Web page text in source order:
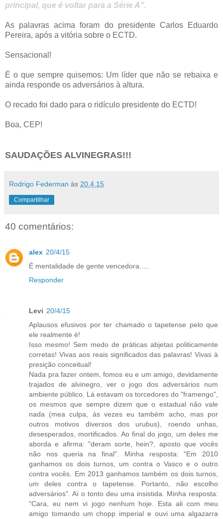
principal, que é voltar para a Série A".
As palavras acima foram do presidente Carlos Eduardo
Pereira, após a vitória sobre o ECTD.
Sensacional!
É o que sempre quisemos: Um líder que não se rebaixa e
ainda responde os adversários à altura.
O recado foi dado para o ridículo presidente do ECTD!
Boa, CEP!
SAUDAÇÕES ALVINEGRAS!!!
Rodrigo Federman às 20.4.15
Compartilhar
40 comentários:
alex 20/4/15
É mentalidade de gente vencedora.....
Responder
Levi 20/4/15
Aplausos efusivos por ter chamado o tapetense pelo que
ele realmente é!
Isso mesmo! Sem medo de práticas abjetas politicamente
corretas! Vivas aos reais significados das palavras! Vivas à
presição conceitual!
Nada pra fazer ontem, fomos eu e um amigo, devidamente
trajados de alvinegro, ver o jogo dos adversários num
ambiente público. Lá estavam os torcedores do "framengo",
os mesmos que sempre dizem que o estadual não vale
nada (mea culpa, às vezes eu também acho, mas por
outros motivos diversos dos urubus), roendo unhas,
desesperados, mortificados. Ao final do jogo, um deles me
aborda e afirma: "deram sorte, hein?, aposto que vocês
não nos queria na final". Minha resposta: "Em 2010
ganhamos os dois turnos, um contra o Vasco e o outro
contra vocês. Em 2013 ganhamos também os dois turnos,
um deles contra o tapetense. Portanto, não escolho
adversários". Aí o tonto deu uma insistida. Minha resposta:
"Cara, eu nem vi jogo nenhum hoje. Esta ali com meu
amigo tomando um chopp imperial e ouvi uma algazarra